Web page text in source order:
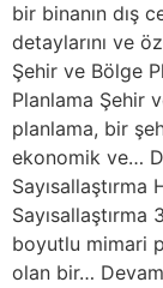
bir binanın dış
detaylarını ve
Şehir ve Bölge
Planlama Şehir
planlama, bir
ekonomik ve…
Sayısallaştırma
boyutlu mimari
olan bir…